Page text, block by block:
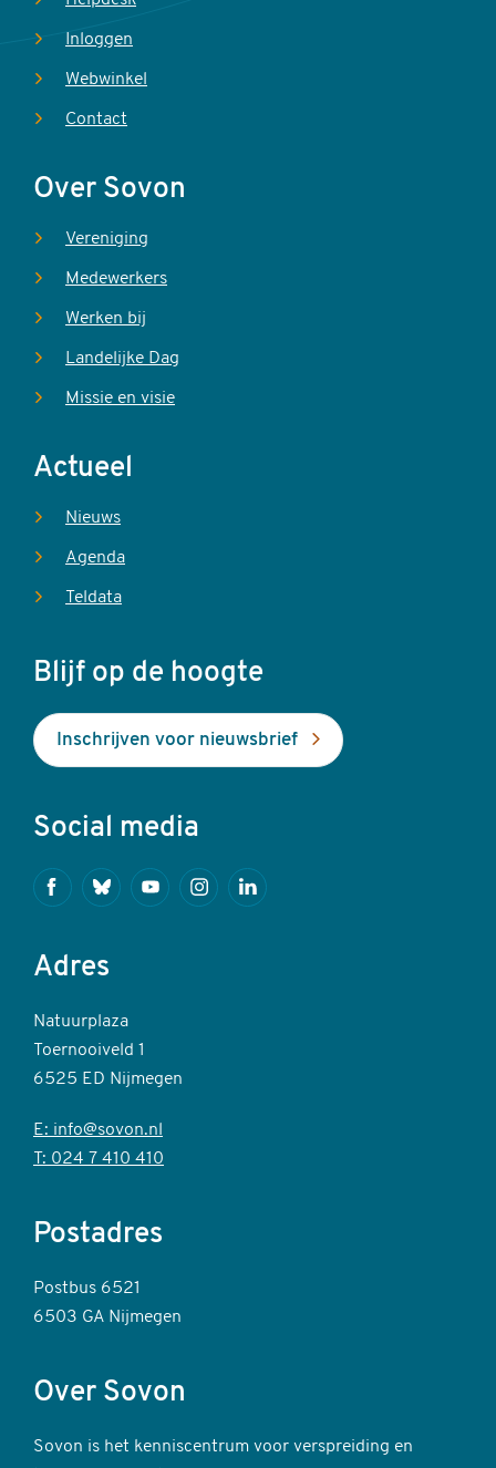
Inloggen
Webwinkel
Contact
Over Sovon
Vereniging
Medewerkers
Werken bij
Landelijke Dag
Missie en visie
Actueel
Nieuws
Agenda
Teldata
Blijf op de hoogte
Inschrijven voor nieuwsbrief
Social media
FacebookBlueskyYoutubeInstagramLinkedin
Adres
Natuurplaza
Toernooiveld 1
6525 ED Nijmegen
E: info@sovon.nl
T: 024 7 410 410
Postadres
Postbus 6521
6503 GA Nijmegen
Over Sovon
Sovon is het kenniscentrum voor verspreiding en